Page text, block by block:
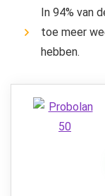
In 94% van
toe meer
hebben.